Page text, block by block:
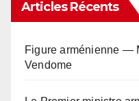
Articles Récents
Figure arménienne —
Vendome